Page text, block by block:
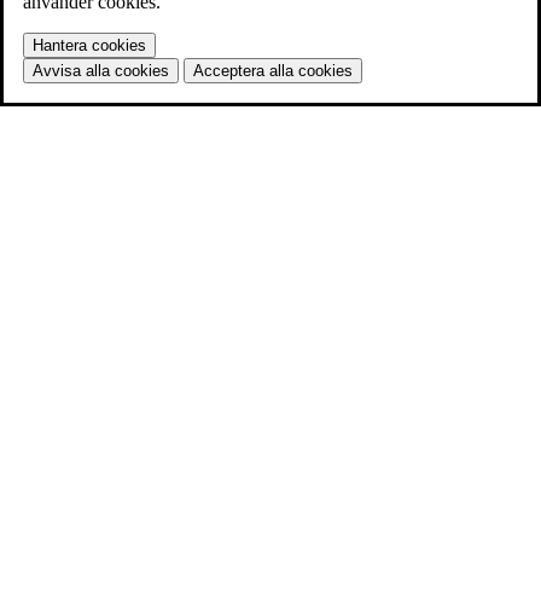
Hantera cookies
Avvisa alla cookies
Acceptera alla cookies